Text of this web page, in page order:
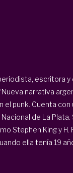
escritora
narrativa
punk. Cuenta
de La
Stephen King y H.
ella tenía 19